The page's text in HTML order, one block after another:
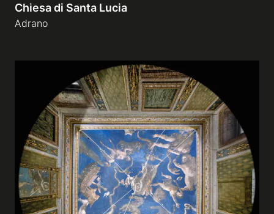
Chiesa di Santa Lucia
Adrano